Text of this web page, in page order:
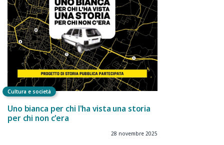
Cultura e società
Uno bianca per chi l'ha vista una storia
per chi non c'era
28 novembre 2025